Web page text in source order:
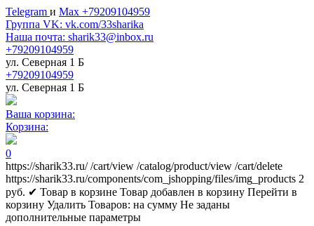
Telegram и Max +79209104959
Группа VK: vk.com/33sharika
Наша почта: sharik33@inbox.ru
+79209104959
ул. Северная 1 Б
+79209104959
ул. Северная 1 Б
Ваша корзина:
Корзина:
0
https://sharik33.ru/ /cart/view /catalog/product/view /cart/delete
https://sharik33.ru/components/com_jshopping/files/img_products 2
руб. ✔ Товар в корзине Товар добавлен в корзину Перейти в
корзину Удалить Товаров: на сумму Не заданы
дополнительные параметры